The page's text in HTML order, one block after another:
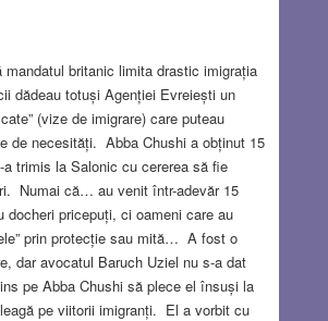
mandatul britanic limita drastic imigrația
dădeau totuși Agenției Evreiești un
(vize de imigrare) care puteau
de necesități. Abba Chushi a obținut 15
a trimis la Salonic cu cererea să fie
Numai că… au venit într-adevăr 15
docheri pricepuți, ci oameni care au
prin protecție sau mită… A fost o
dar avocatul Baruch Uziel nu s-a dat
pe Abba Chushi să plece el însuși la
pe viitorii imigranți. El a vorbit cu